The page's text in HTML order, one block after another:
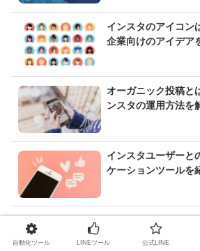
インスタのアイコン
企業向けのアイデア
オーガニック投稿と
ンスタの運用方法を
インスタユーザーと
ケーションツールを
自動化ツール LINEツール 公式LINE